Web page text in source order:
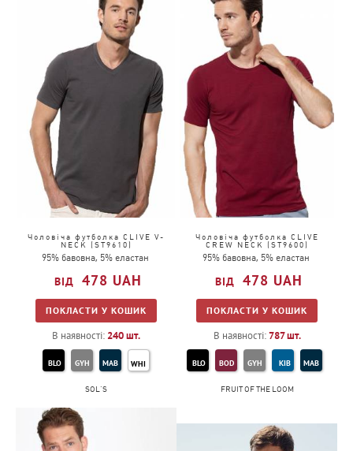
5 10
Чоловіча футболка CLIVE V-
NECK (ST9610)
95% бавовна, 5% еластан
478 UAH
ПОКЛАСТИ У КОШИК
В наявності:240шт.
BLO GYH MAB WHI
Чоловіча футболка CLIVE
CREW NECK (ST9600)
95% бавовна, 5% еластан
478 UAH
ПОКЛАСТИ У КОШИК
В наявності:787шт.
BLO BOD GYH KIB MAB
WHI
SOL'S FRUIT OF THE LOOM